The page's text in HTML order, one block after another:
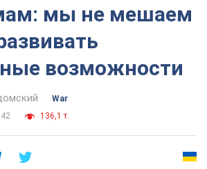
мы не мешаем
возможности
War
136,1 т.